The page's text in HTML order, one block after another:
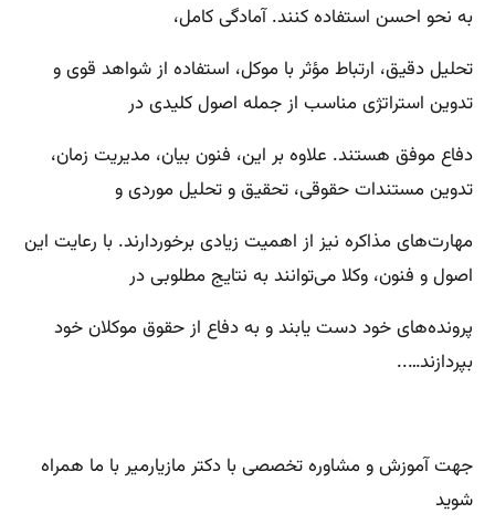
به نحو احسن استفاده کنند. آمادگی کامل،
تحلیل دقیق، ارتباط مؤثر با موکل، استفاده از شواهد قوی و
تدوین استراتژی مناسب از جمله اصول کلیدی در
دفاع موفق هستند. علاوه بر این، فنون بیان، مدیریت زمان،
تدوین مستندات حقوقی، تحقیق و تحلیل موردی و
مهارت‌های مذاکره نیز از اهمیت زیادی برخوردارند. با رعایت این
اصول و فنون، وکلا می‌توانند به نتایج مطلوبی در
پرونده‌های خود دست یابند و به دفاع از حقوق موکلان خود
بپردازند…..
جهت آموزش و مشاوره تخصصی با دکتر مازیارمیر با ما همراه
شوید